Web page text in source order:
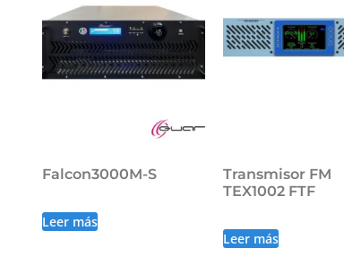
Falcon3000M-S
Leer más
Transmisor FM
TEX1002 FTF
Leer más